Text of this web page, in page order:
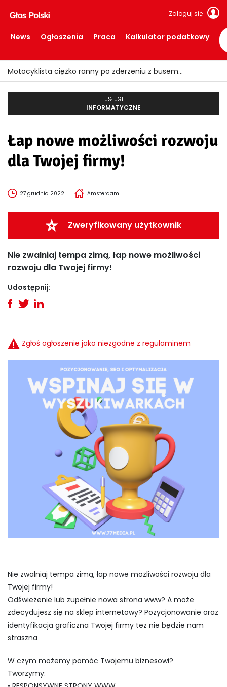
Zaloguj się
News Ogłoszenia Praca Kalkulator podatkowy
Motocyklista ciężko ranny po zderzeniu z busem
USŁUGI
INFORMATYCZNE
Łap nowe możliwości rozwoju
dla Twojej firmy!
27 grudnia 2022 Amsterdam
Zweryfikowany użytkownik
Nie zwalniaj tempa zimą, łap nowe możliwości
rozwoju dla Twojej firmy!
Udostępnij:
Zgłoś ogłoszenie jako niezgodne z regulaminem
Nie zwalniaj tempa zimą, łap nowe możliwości rozwoju dla
Twojej firmy!
Odświeżenie lub zupełnie nowa strona www? A może
zdecydujesz się na sklep internetowy? Pozycjonowanie oraz
identyfikacja graficzna Twojej firmy też nie będzie nam
straszna
W czym możemy pomóc Twojemu biznesowi?
Tworzymy: